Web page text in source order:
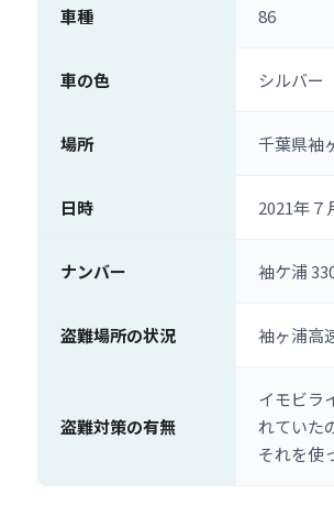
車種 86
車の色 シルバー
場所 千葉県袖
日時 2021年
ナンバー 袖ケ浦
盗難場所の状況 袖ヶ浦高
盗難対策の有無
イモビラ
れていた
それを使